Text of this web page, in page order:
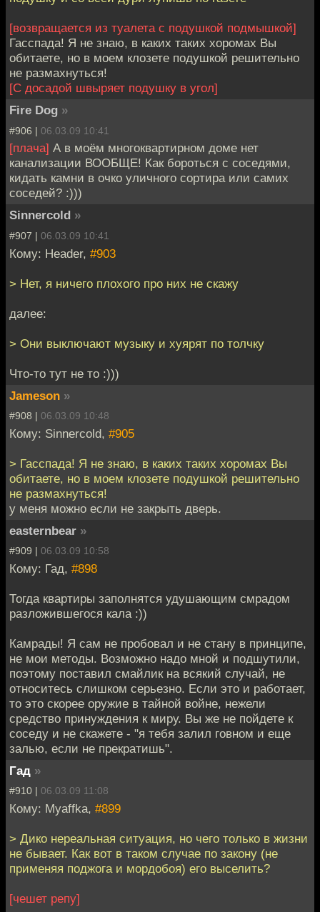
[возвращается из туалета с подушкой подмышкой]
Гасспада! Я не знаю, в каких таких хоромах Вы
обитаете, но в моем клозете подушкой решительно
не размахнуться!
[С досадой швыряет подушку в угол]
Fire Dog »
#906 | 06.03.09 10:41
[плача] А в моём многоквартирном доме нет
канализации ВООБЩЕ! Как бороться с соседями,
кидать камни в очко уличного сортира или самих
соседей? :)))
Sinnercold »
#907 | 06.03.09 10:41
Кому: Header, #903
> Нет, я ничего плохого про них не скажу
далее:
> Они выключают музыку и хуярят по толчку
Что-то тут не то :)))
Jameson »
#908 | 06.03.09 10:48
Кому: Sinnercold, #905
> Гасспада! Я не знаю, в каких таких хоромах Вы
обитаете, но в моем клозете подушкой решительно
не размахнуться!
у меня можно если не закрыть дверь.
easternbear »
#909 | 06.03.09 10:58
Кому: Гад, #898
Тогда квартиры заполнятся удушающим смрадом
разложившегося кала :))
Камрады! Я сам не пробовал и не стану в принципе,
не мои методы. Возможно надо мной и подшутили,
поэтому поставил смайлик на всякий случай, не
относитесь слишком серьезно. Если это и работает,
то это скорее оружие в тайной войне, нежели
средство принуждения к миру. Вы же не пойдете к
соседу и не скажете - "я тебя залил говном и еще
залью, если не прекратишь".
Гад »
#910 | 06.03.09 11:08
Кому: Myaffka, #899
> Дико нереальная ситуация, но чего только в жизни
не бывает. Как вот в таком случае по закону (не
применяя поджога и мордобоя) его выселить?
[чешет репу]